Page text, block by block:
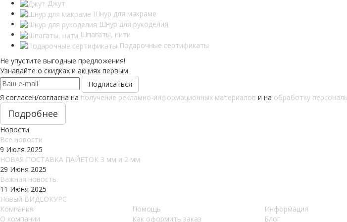
Джут
Шнур для макраме
Шнур для рукоделия
Шпагаты, нити
Подарочные сертификаты
Не упустите выгодные предложения!
Узнавайте о скидках и акциях первым
Я согласен/согласна на получение рекламно-информационных материалов и на обработку
Подробнее
Новости
Все новости
9 Июля 2025
НОВАЯ ПОСТАВКА ПАЙЕТОК 3 мм и 2 мм
29 Июня 2025
Важная новость.
11 Июня 2025
Новый ВИДЕОКУРС
Компания
О компании
Помощь
Как оформить заказ
Информация
Блог